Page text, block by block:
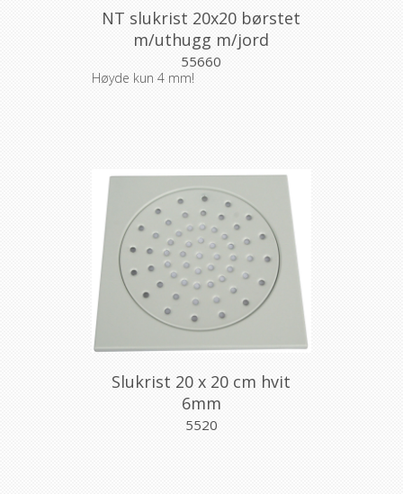
NT slukrist 20x20 børstet
m/uthugg m/jord
55660
Høyde kun 4 mm!
Slukrist 20 x 20 cm hvit
6mm
5520